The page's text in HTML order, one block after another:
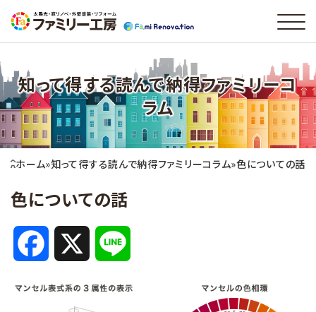
知って得する読んで納得ファミリーコ
ラム
ホーム»知って得する読んで納得ファミリーコラム»色についての話
色についての話